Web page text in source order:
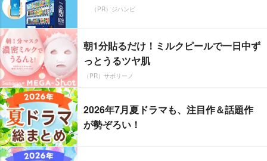
（PR）ジハンピ
朝1分貼るだけ！ミルクピールで一日中ず
っとうるツヤ肌
（PR）サボリーノ
2026年7月夏ドラマも、注目作＆話題作
が勢ぞろい！